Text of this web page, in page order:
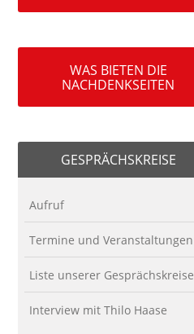
WAS BIETEN DIE
NACHDENKSEITEN
GESPRÄCHSKREISE
Aufruf
Termine und Veranstaltungen
Liste unserer Gesprächskreise
Interview mit Thilo Haase